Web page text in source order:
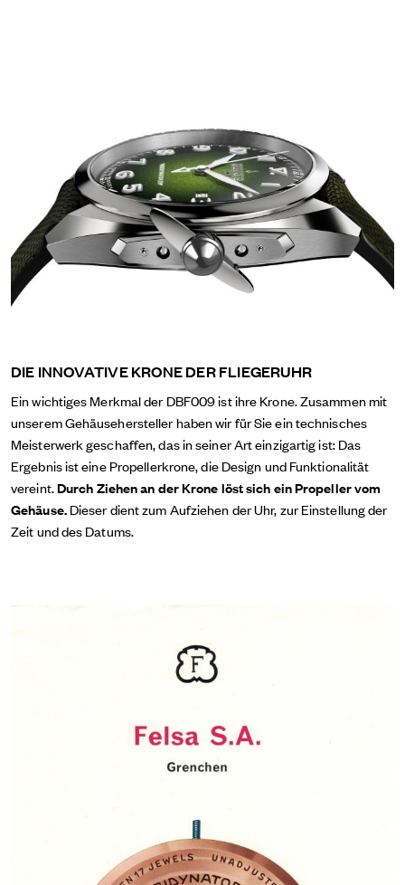
DIE INNOVATIVE KRONE DER FLIEGERUHR
Ein wichtiges Merkmal der DBF009 ist ihre Krone. Zusammen mit
unserem Gehäusehersteller haben wir für Sie ein technisches
Meisterwerk geschaffen, das in seiner Art einzigartig ist: Das
Ergebnis ist eine Propellerkrone, die Design und Funktionalität
vereint.Durch Ziehen an der Krone löst sich ein Propeller vom
Gehäuse.Dieser dient zum Aufziehen der Uhr, zur Einstellung der
Zeit und des Datums.